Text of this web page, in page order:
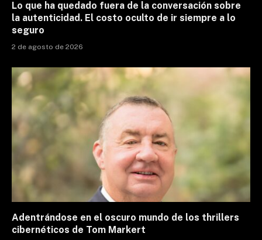
Lo que ha quedado fuera de la conversación sobre
la autenticidad. El costo oculto de ir siempre a lo
seguro
2 de agosto de 2026
Adentrándose en el oscuro mundo de los thrillers
cibernéticos de Tom Markert